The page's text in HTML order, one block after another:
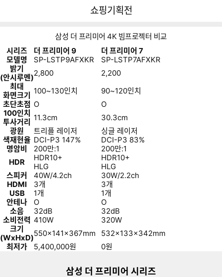
다나와
쇼핑기획전
삼성 더 프리미어 4K 빔프로젝터 비교
시리즈
더 프리미어 9
더 프리미어 7
모델명
SP-LSTP9AFXKR
SP-LSTP7AFXKR
밝기
(안시루멘)2,800
2,200
최대
화면크기 100~130인치
90~120인치
초단초점 O
O
100인치
투사거리 11.3cm
30.3cm
광원
트리플 레이저
싱글 레이저
색재현율 DCI-P3 147%
DCI-P3 83%
명암비
200만:1
200만:1
HDR
HDR10+
HLG
HDR10+
HLG
스피커
40W/4.2ch
30W/2.2ch
HDMI
3개
3개
USB
1개
1개
안테나
O
O
소음
32dB
32dB
소비전력 410W
320W
크기
(WxHxD)550x141x367mm
532x133x342mm
최저가
5,400,000원 0원
삼성 더 프리미어 시리즈